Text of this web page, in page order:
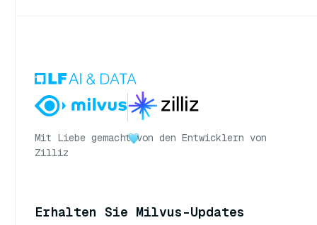
Mit Liebe gemacht von den Entwicklern von
Zilliz
Erhalten Sie Milvus-Updates